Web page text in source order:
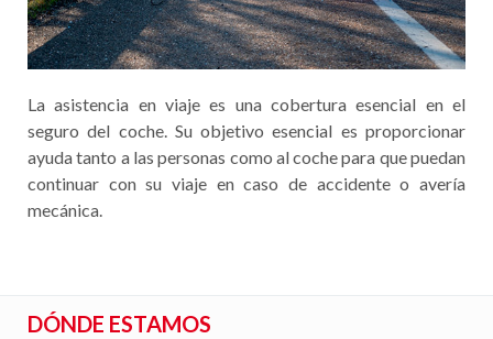
La asistencia en viaje es una cobertura esencial en el
seguro del coche. Su objetivo esencial es proporcionar
ayuda tanto a las personas como al coche para que puedan
continuar con su viaje en caso de accidente o avería
mecánica.
DÓNDE ESTAMOS